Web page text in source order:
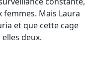
femmes. Mais Laura
et que cette cage
deux.